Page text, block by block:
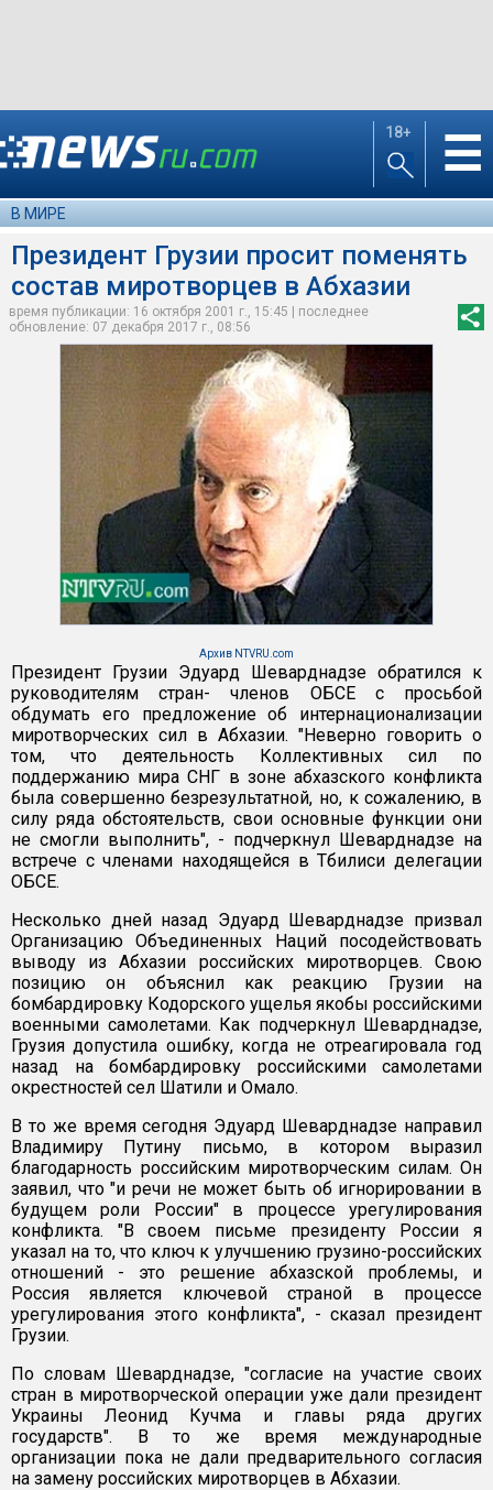
18+ ☰
В МИРЕ
Президент Грузии просит поменять
состав миротворцев в Абхазии
время публикации: 16 октября 2001 г., 15:45 | последнее
обновление: 07 декабря 2017 г., 08:56
Архив NTVRU.com
Президент Грузии Эдуард Шеварднадзе обратился к
руководителям стран- членов ОБСЕ с просьбой
обдумать его предложение об интернационализации
миротворческих сил в Абхазии. "Неверно говорить о
том, что деятельность Коллективных сил по
поддержанию мира СНГ в зоне абхазского конфликта
была совершенно безрезультатной, но, к сожалению, в
силу ряда обстоятельств, свои основные функции они
не смогли выполнить", - подчеркнул Шеварднадзе на
встрече с членами находящейся в Тбилиси делегации
ОБСЕ.
Несколько дней назад Эдуард Шеварднадзе призвал
Организацию Объединенных Наций посодействовать
выводу из Абхазии российских миротворцев. Свою
позицию он объяснил как реакцию Грузии на
бомбардировку Кодорского ущелья якобы российскими
военными самолетами. Как подчеркнул Шеварднадзе,
Грузия допустила ошибку, когда не отреагировала год
назад на бомбардировку российскими самолетами
окрестностей сел Шатили и Омало.
В то же время сегодня Эдуард Шеварднадзе направил
Владимиру Путину письмо, в котором выразил
благодарность российским миротворческим силам. Он
заявил, что "и речи не может быть об игнорировании в
будущем роли России" в процессе урегулирования
конфликта. "В своем письме президенту России я
указал на то, что ключ к улучшению грузино-российских
отношений - это решение абхазской проблемы, и
Россия является ключевой страной в процессе
урегулирования этого конфликта", - сказал президент
Грузии.
По словам Шеварднадзе, "согласие на участие своих
стран в миротворческой операции уже дали президент
Украины Леонид Кучма и главы ряда других
государств". В то же время международные
организации пока не дали предварительного согласия
на замену российских миротворцев в Абхазии.